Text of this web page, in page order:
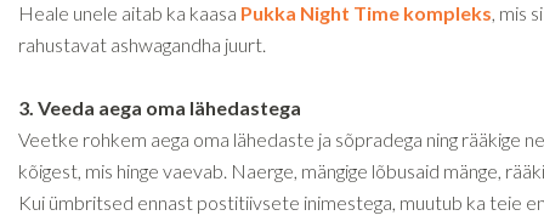
Heale unele aitab ka kaasa Pukka Night Time kompleks, mis
rahustavat ashwagandha juurt.
3. Veeda aega oma lähedastega
Veetke rohkem aega oma lähedaste ja sõpradega ning rääkige
kõigest, mis hinge vaevab. Naerge, mängige lõbusaid mänge,
Kui ümbritsed ennast postitiivsete inimestega, muutub ka teie